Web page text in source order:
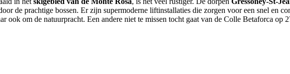
de prachtige bossen. Er zijn supermoderne liftinstallaties die zorgen voor een snel en
ook om de natuurpracht. Een andere niet te missen tocht gaat van de Colle Betaforca op